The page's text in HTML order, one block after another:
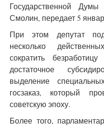
Государственной
Смолин, передает 5
При этом депутат
несколько
сократить
достаточное
выделение
госзаказ, который
советскую эпоху.
Более того,